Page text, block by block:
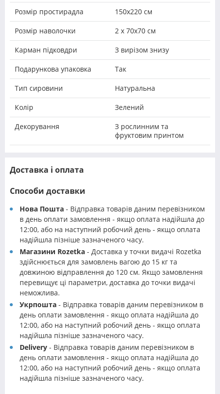
Розмір простирадла 150х220 см
Розмір наволочки 2 х 70х70 см
Карман підковдри З вирізом знизу
Подарункова упаковка Так
Тип сировини Натуральна
Колір Зелений
Декорування
З рослинним та
фруктовим принтом
Доставка і оплата
Способи доставки
Нова Пошта - Відправка товарів даним перевізником
в день оплати замовлення - якщо оплата надійшла до
12:00, або на наступний робочий день - якщо оплата
надійшла пізніше зазначеного часу.
Магазини Rozetka - Доставка у точки видачі Rozetka
здійснюється для замовлень вагою до 15 кг та
довжиною відправлення до 120 см. Якщо замовлення
перевищує ці параметри, доставка до точки видачі
неможлива.
Укрпошта - Відправка товарів даним перевізником в
день оплати замовлення - якщо оплата надійшла до
12:00, або на наступний робочий день - якщо оплата
надійшла пізніше зазначеного часу.
Delivery - Відправка товарів даним перевізником в
день оплати замовлення - якщо оплата надійшла до
12:00, або на наступний робочий день - якщо оплата
надійшла пізніше зазначеного часу.